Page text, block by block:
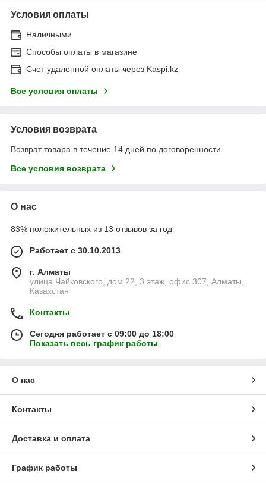
Условия оплаты
Наличными
Способы оплаты в магазине
Счет удаленной оплаты через Kaspi.kz
Все условия оплаты
Условия возврата
Возврат товара в течение 14 дней по договоренности
Все условия возврата
О нас
83% положительных из 13 отзывов за год
Работает с 30.10.2013
г. Алматы
улица Чайковского, дом 22, 3 этаж, офис 307, Алматы,
Казахстан
Контакты
Сегодня работает с 09:00 до 18:00
Показать весь график работы
О нас
Контакты
Доставка и оплата
График работы